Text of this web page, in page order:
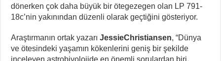
dönerken çok daha büyük bir ötegezegen olan LP 791-
18c’nin yakınından düzenli olarak geçtiğini gösteriyor.
Araştırmanın ortak yazarıJessieChristiansen, “Dünya
ve ötesindeki yaşamın kökenlerini geniş bir şekilde
inceleyen astrobiyolojide en önemli sorulardan biri,